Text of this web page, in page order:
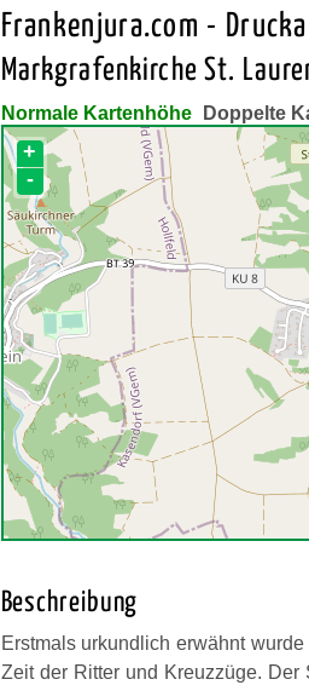
Frankenjura.com -
Markgrafenkirche St.
Normale Kartenhöhe Doppelte
+
-
Beschreibung
Erstmals urkundlich erwähnt
Zeit der Ritter und Kreuzzüge.